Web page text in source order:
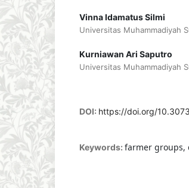
Vinna Idamatus Silmi
Universitas Muhammadiyah
Kurniawan Ari Saputro
Universitas Muhammadiyah
DOI: https://doi.org/
Keywords: farmer groups,